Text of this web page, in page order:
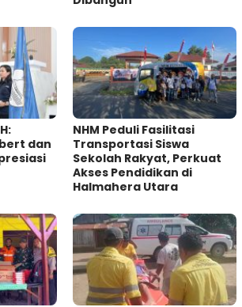
dan
NHM Peduli Fasilitasi
Transportasi Siswa
Sekolah Rakyat, Perkuat
Akses Pendidikan di
Halmahera Utara